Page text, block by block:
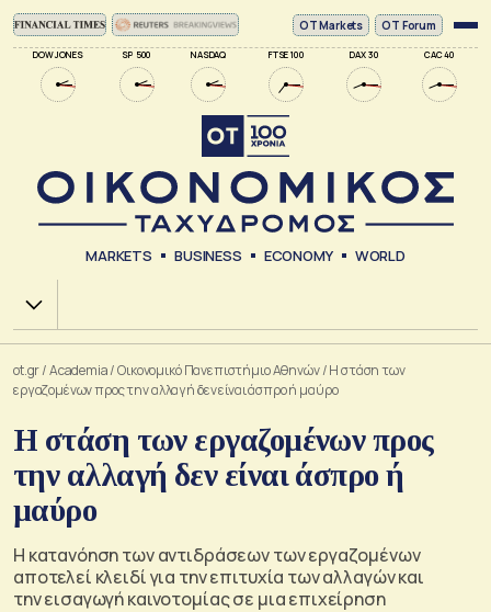
DOW JONES SP 500 NASDAQ FTSE 100 DAX 30 CAC 40
ΟΤ Markets OT Forum
MARKETS BUSINESS ECONOMY WORLD
Χ.Α.
ot.gr/Academia/Οικονομικό Πανεπιστήμιο Αθηνών/H στάση των
εργαζομένων προς την αλλαγή δεν είναι άσπρο ή μαύρο
H στάση των εργαζομένων προς
την αλλαγή δεν είναι άσπρο ή
μαύρο
Η κατανόηση των αντιδράσεων των εργαζομένων
αποτελεί κλειδί για την επιτυχία των αλλαγών και
την εισαγωγή καινοτομίας σε μια επιχείρηση